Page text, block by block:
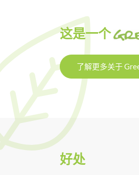
这是一个
了解更多关于
好处